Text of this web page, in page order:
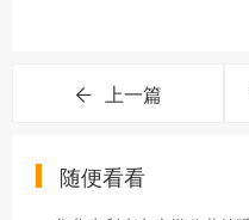
上一篇
随便看看